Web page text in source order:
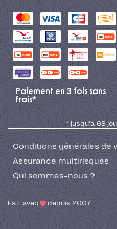
Paiement en 3 fois sans
frais*
* jusqu'à 68
Conditions générales de
Assurance multirisques
Qui sommes-nous ?
Fait avec depuis 2007